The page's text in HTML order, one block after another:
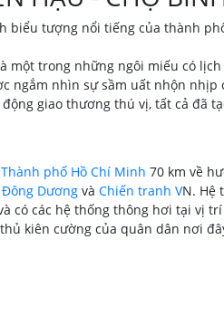
tượng nổi tiếng của thành
một trong những ngôi miếu có
ngắm nhìn sự sầm uất nhộn
giao thương thú vị, tất cả đã
Thành phố Hồ Chí Minh 70 km về
Dương và Chiến tranh VN. Hệ
có các hệ thống thông hơi tại vị
kiên cường của quân dân nơi